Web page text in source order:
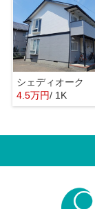
シェディオーク
4.5万円/ 1K